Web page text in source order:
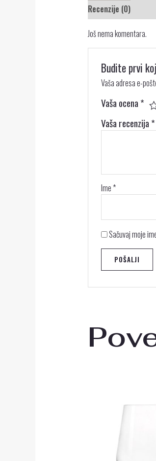
Recenzije (0)
Još nema komentara.
Budite prvi
Vaša adresa e-
Vaša ocena*
Vaša recenzija*
Ime *
Sačuvaj moje